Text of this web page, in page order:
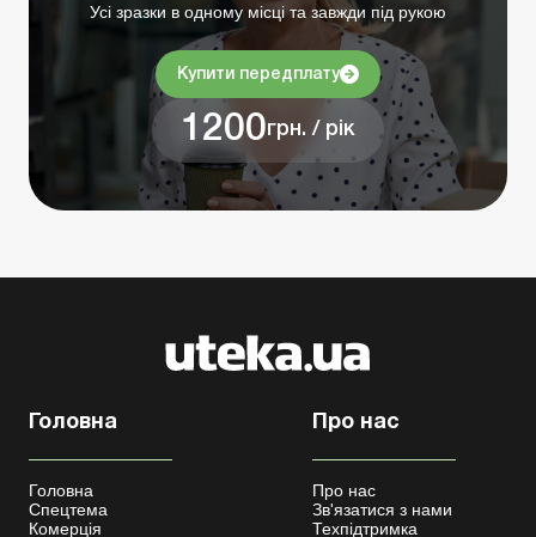
Усі зразки в одному місці та завжди під рукою
Купити передплату
1200грн. / рік
Головна
Головна
Спецтема
Комерція
Про нас
Про нас
Зв'язатися з нами
Техпідтримка